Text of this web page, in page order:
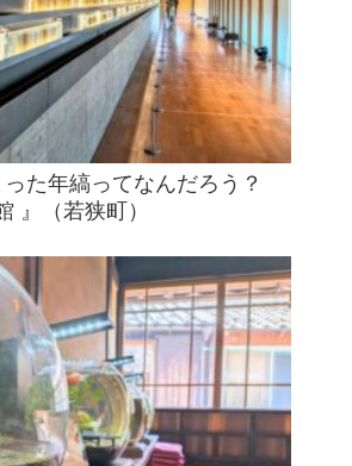
た年縞ってなんだろう？
』（若狭町）